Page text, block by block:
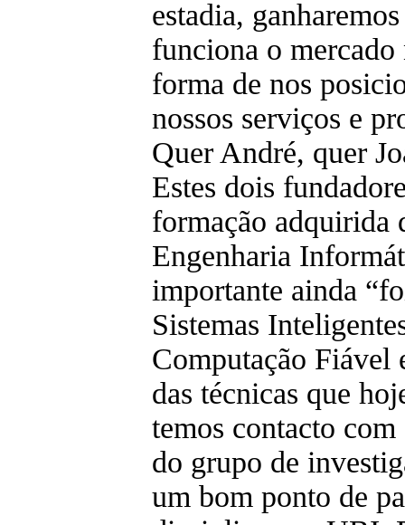
estadia,
funciona o
forma de nos
nossos serviços e
Quer André, quer
Estes dois
formação adquirida
Engenharia
importante ainda
Sistemas
Computação Fiável
das técnicas que
temos contacto
do grupo de
um bom ponto de